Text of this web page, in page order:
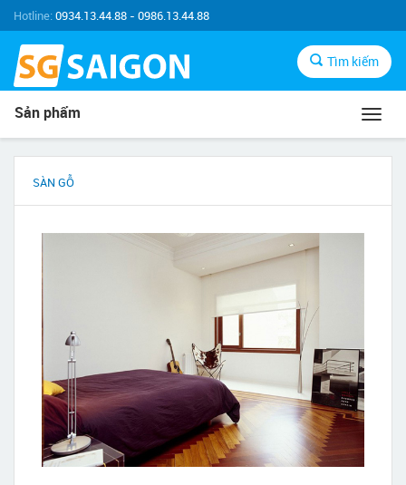
Hotline:0934.13.44.88 - 0986.13.44.88
Tìm kiếm
Sản phẩm
SÀN GỖ